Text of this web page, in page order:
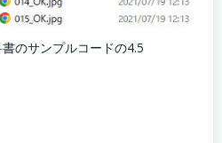
のサンプルコードの4.5